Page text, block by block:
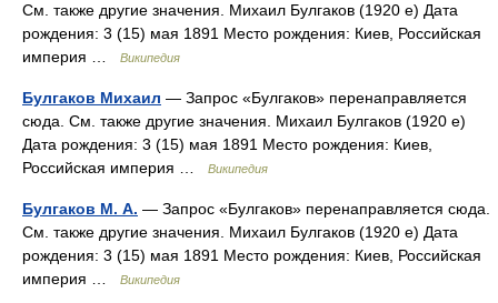
Cм. также другие значения. Михаил Булгаков (1920 е) Дата
рождения: 3 (15) мая 1891 Место рождения: Киев, Российская
империя …
Википедия
Булгаков Михаил — Запрос «Булгаков» перенаправляется
сюда. Cм. также другие значения. Михаил Булгаков (1920 е)
Дата рождения: 3 (15) мая 1891 Место рождения: Киев,
Российская империя …
Википедия
Булгаков М. А. — Запрос «Булгаков» перенаправляется сюда.
Cм. также другие значения. Михаил Булгаков (1920 е) Дата
рождения: 3 (15) мая 1891 Место рождения: Киев, Российская
империя …
Википедия